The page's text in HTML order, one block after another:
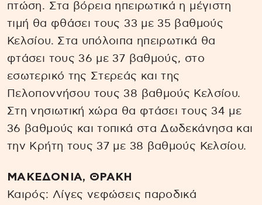
πτώση. Στα βόρεια ηπειρωτικά η μέγιστη
τιμή θα φθάσει τους 33 με 35 βαθμούς
Κελσίου. Στα υπόλοιπα ηπειρωτικά θα
φτάσει τους 36 με 37 βαθμούς, στο
εσωτερικό της Στερεάς και της
Πελοποννήσου τους 38 βαθμούς Κελσίου.
Στη νησιωτική χώρα θα φτάσει τους 34 με
36 βαθμούς και τοπικά στα Δωδεκάνησα και
την Κρήτη τους 37 με 38 βαθμούς Κελσίου.
ΜΑΚΕΔΟΝΙΑ, ΘΡΑΚΗ
Καιρός: Λίγες νεφώσεις παροδικά